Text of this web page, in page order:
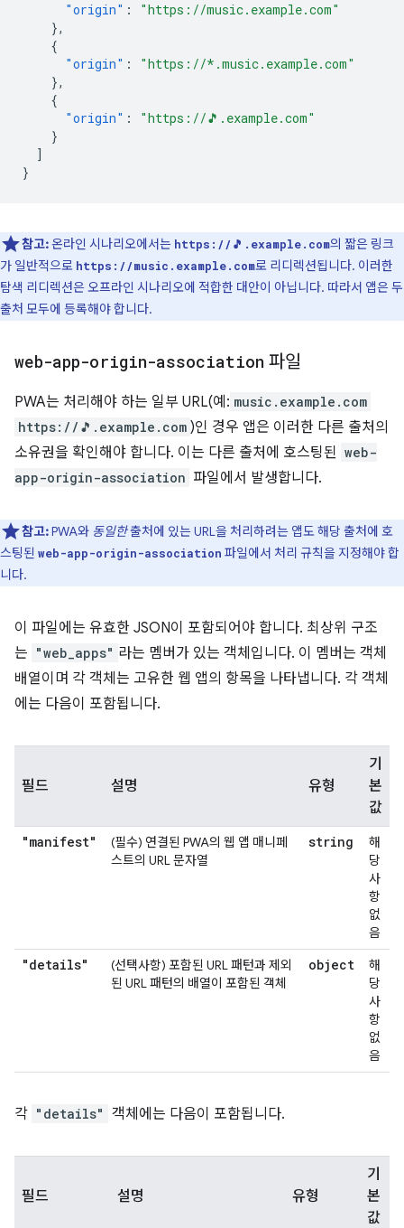
"origin" :
"https://music.example.com"
},
{
"origin" :
"https://*.music.example.com"
},
{
"origin" :
"https://🎵.example.com"
}
]
}
참고:온라인 시나리오에서는 https://🎵.example.com의 짧은 링크
가 일반적으로 https://music.example.com로 리디렉션됩니다. 이러한
탐색 리디렉션은 오프라인 시나리오에 적합한 대안이 아닙니다. 따라서 앱은 두
출처 모두에 등록해야 합니다.
web-app-origin-association 파일
PWA는 처리해야 하는 일부 URL(예: music.example.com
https://🎵.example.com )인 경우 앱은 이러한 다른 출처의
소유권을 확인해야 합니다. 이는 다른 출처에 호스팅된 web-
app-origin-association 파일에서 발생합니다.
참고:PWA와 동일한출처에 있는 URL을 처리하려는 앱도 해당 출처에 호
스팅된 web-app-origin-association 파일에서 처리 규칙을 지정해야 합
니다.
이 파일에는 유효한 JSON이 포함되어야 합니다. 최상위 구조
는 "web_apps" 라는 멤버가 있는 객체입니다. 이 멤버는 객체
배열이며 각 객체는 고유한 웹 앱의 항목을 나타냅니다. 각 객체
에는 다음이 포함됩니다.
필드 설명 유형
기
본
값
"manifest"
(필수) 연결된 PWA의 웹 앱 매니페
스트의 URL 문자열
string
해
당
사
항
없
음
"details"
(선택사항) 포함된 URL 패턴과 제외
된 URL 패턴의 배열이 포함된 객체
object
해
당
사
항
없
음
각 "details" 객체에는 다음이 포함됩니다.
필드 설명 유형
기
본
값